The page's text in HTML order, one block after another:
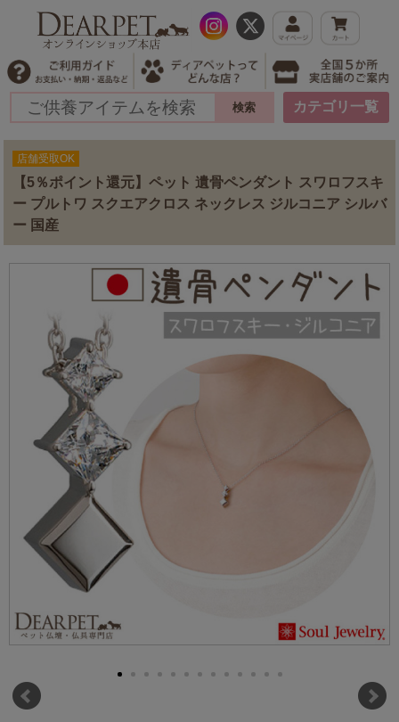
カテゴリ一覧
店舗受取OK
【5％ポイント還元】ペット 遺骨ペンダント スワロフスキ
ー プルトワ スクエアクロス ネックレス ジルコニア シルバ
ー 国産